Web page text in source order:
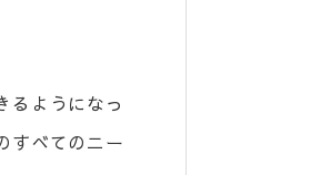
るようになっ
すべてのニー